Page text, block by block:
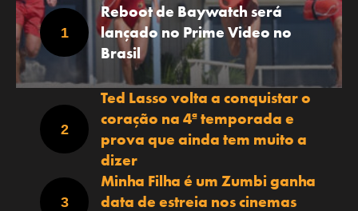
Reboot de Baywatch será
lançado no Prime Video no
Brasil
Ted Lasso volta a conquistar o
coração na 4ª temporada e
prova que ainda tem muito a
dizer
Minha Filha é um Zumbi ganha
data de estreia nos cinemas